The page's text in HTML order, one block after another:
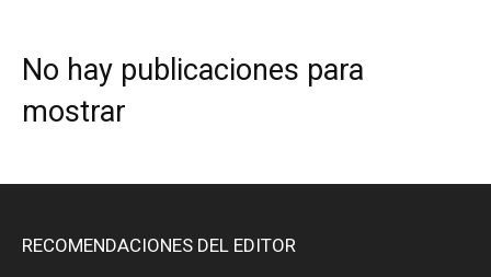
No hay publicaciones para
mostrar
RECOMENDACIONES DEL EDITOR